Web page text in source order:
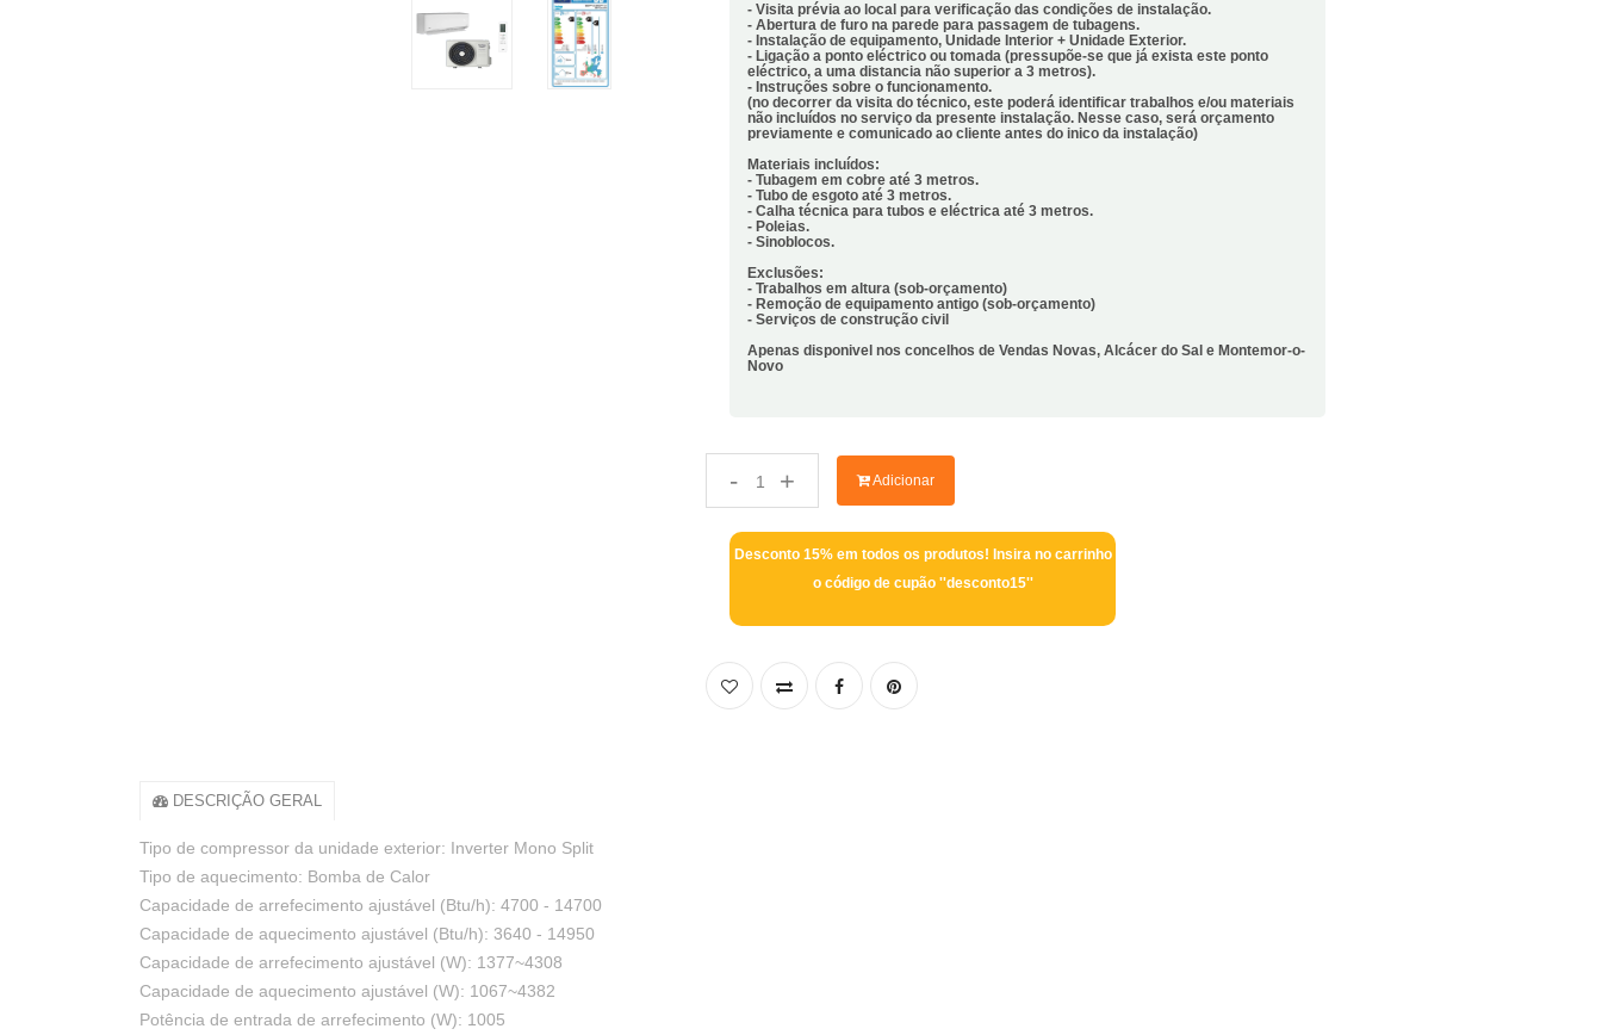
- Visita prévia ao local para verificação das condições de instalação.
- Abertura de furo na parede para passagem de tubagens.
- Instalação de equipamento, Unidade Interior + Unidade Exterior.
- Ligação a ponto eléctrico ou tomada (pressupõe-se que já exista este ponto
eléctrico, a uma distancia não superior a 3 metros).
- Instruções sobre o funcionamento.
(no decorrer da visita do técnico, este poderá identificar trabalhos e/ou materiais
não incluídos no serviço da presente instalação. Nesse caso, será orçamento
previamente e comunicado ao cliente antes do inico da instalação)
Materiais incluídos:
- Tubagem em cobre até 3 metros.
- Tubo de esgoto até 3 metros.
- Calha técnica para tubos e eléctrica até 3 metros.
- Poleias.
- Sinoblocos.
Exclusões:
- Trabalhos em altura (sob-orçamento)
- Remoção de equipamento antigo (sob-orçamento)
- Serviços de construção civil
Apenas disponivel nos concelhos de Vendas Novas, Alcácer do Sal e Montemor-o-
Novo
- + Adicionar
Desconto 15% em todos os produtos! Insira no carrinho
o código de cupão ''desconto15''
DESCRIÇÃO GERAL
Tipo de compressor da unidade exterior: Inverter Mono Split
Tipo de aquecimento: Bomba de Calor
Capacidade de arrefecimento ajustável (Btu/h): 4700 - 14700
Capacidade de aquecimento ajustável (Btu/h): 3640 - 14950
Capacidade de arrefecimento ajustável (W): 1377~4308
Capacidade de aquecimento ajustável (W): 1067~4382
Potência de entrada de arrefecimento (W): 1005